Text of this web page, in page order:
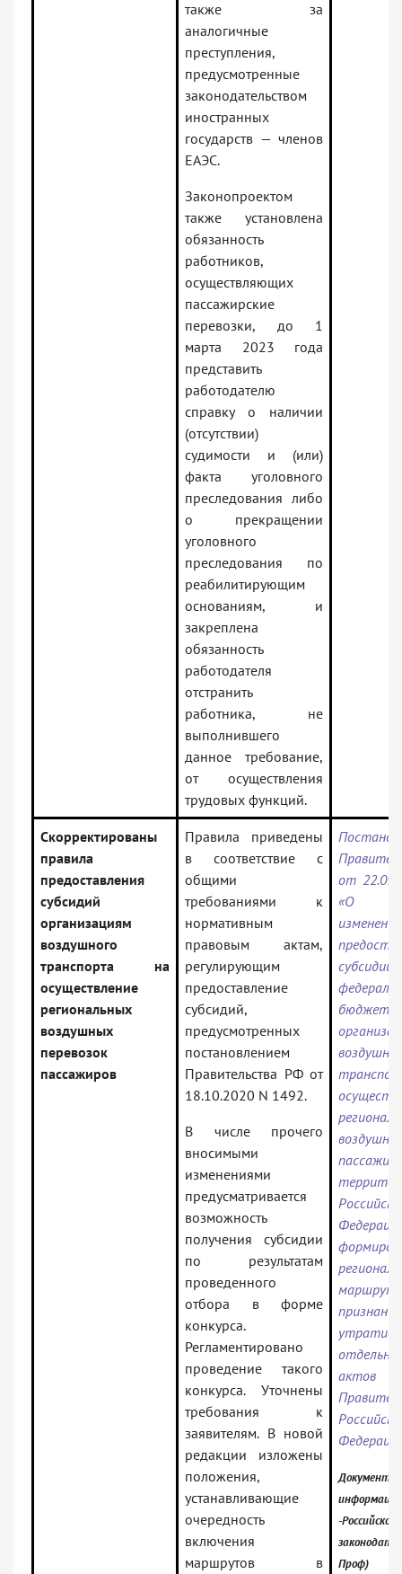
также за
аналогичные
преступления,
предусмотренные
законодательством
иностранных
государств — членов
ЕАЭС.
Законопроектом
также установлена
обязанность
работников,
осуществляющих
пассажирские
перевозки, до 1
марта 2023 года
представить
работодателю
справку о наличии
(отсутствии)
судимости и (или)
факта уголовного
преследования либо
о прекращении
уголовного
преследования по
реабилитирующим
основаниям, и
закреплена
обязанность
работодателя
отстранить
работника, не
выполнившего
данное требование,
от осуществления
трудовых функций.
Скорректированы
правила
предоставления
субсидий
организациям
воздушного
транспорта на
осуществление
региональных
воздушных
перевозок
пассажиров
Правила приведены
в соответствие с
общими
требованиями к
нормативным
правовым актам,
регулирующим
предоставление
субсидий,
предусмотренных
постановлением
Правительства РФ от
18.10.2020 N 1492.
В числе прочего
вносимыми
изменениями
предусматривается
возможность
получения субсидии
по результатам
проведенного
отбора в форме
конкурса.
Регламентировано
проведение такого
конкурса. Уточнены
требования к
заявителям. В новой
редакции изложены
положения,
устанавливающие
очередность
включения
маршрутов в
от
«О
бюджета
признании
актов
Документ
-Российское
Проф)